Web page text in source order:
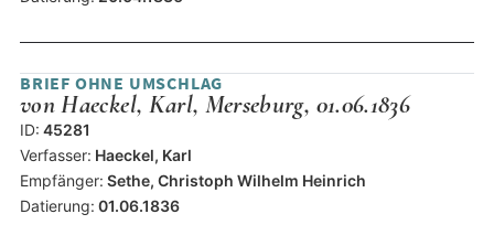
BRIEF OHNE UMSCHLAG
von Haeckel, Karl, Merseburg, 01.06.1836
ID: 45281
Verfasser: Haeckel, Karl
Empfänger: Sethe, Christoph Wilhelm Heinrich
Datierung: 01.06.1836